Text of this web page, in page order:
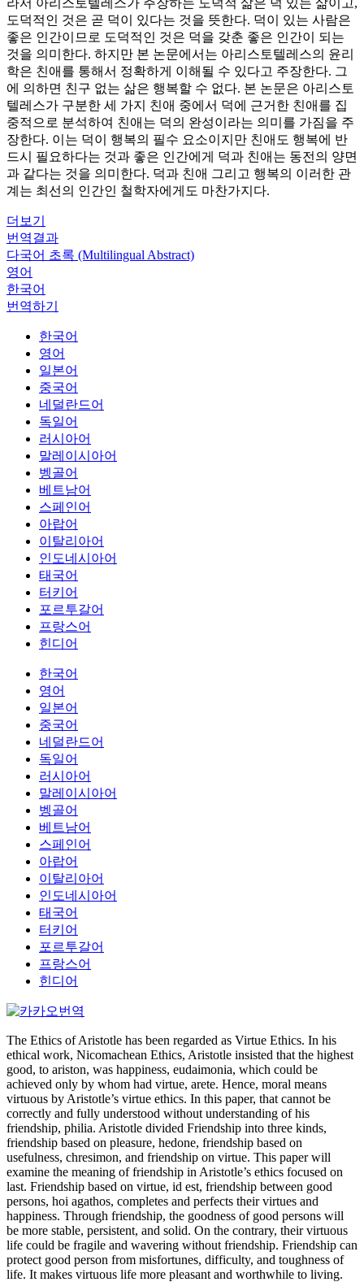
라서 아리스토텔레스가 주장하는 도덕적 삶은 덕 있는 삶이고,
도덕적인 것은 곧 덕이 있다는 것을 뜻한다. 덕이 있는 사람은
좋은 인간이므로 도덕적인 것은 덕을 갖춘 좋은 인간이 되는
것을 의미한다. 하지만 본 논문에서는 아리스토텔레스의 윤리
학은 친애를 통해서 정확하게 이해될 수 있다고 주장한다. 그
에 의하면 친구 없는 삶은 행복할 수 없다. 본 논문은 아리스토
텔레스가 구분한 세 가지 친애 중에서 덕에 근거한 친애를 집
중적으로 분석하여 친애는 덕의 완성이라는 의미를 가짐을 주
장한다. 이는 덕이 행복의 필수 요소이지만 친애도 행복에 반
드시 필요하다는 것과 좋은 인간에게 덕과 친애는 동전의 양면
과 같다는 것을 의미한다. 덕과 친애 그리고 행복의 이러한 관
계는 최선의 인간인 철학자에게도 마찬가지다.
더보기
번역결과
다국어 초록 (Multilingual Abstract)
영어
한국어
번역하기
한국어
영어
일본어
중국어
네덜란드어
독일어
러시아어
말레이시아어
벵골어
베트남어
스페인어
아랍어
이탈리아어
인도네시아어
태국어
터키어
포르투갈어
프랑스어
힌디어
한국어
영어
일본어
중국어
네덜란드어
독일어
러시아어
말레이시아어
벵골어
베트남어
스페인어
아랍어
이탈리아어
인도네시아어
태국어
터키어
포르투갈어
프랑스어
힌디어
The Ethics of Aristotle has been regarded as Virtue Ethics. In his
ethical work, Nicomachean Ethics, Aristotle insisted that the highest
good, to ariston, was happiness, eudaimonia, which could be
achieved only by whom had virtue, arete. Hence, moral means
virtuous by Aristotle’s virtue ethics. In this paper, that cannot be
correctly and fully understood without understanding of his
friendship, philia. Aristotle divided Friendship into three kinds,
friendship based on pleasure, hedone, friendship based on
usefulness, chresimon, and friendship on virtue. This paper will
examine the meaning of friendship in Aristotle’s ethics focused on
last. Friendship based on virtue, id est, friendship between good
persons, hoi agathos, completes and perfects their virtues and
happiness. Through friendship, the goodness of good persons will
be more stable, persistent, and solid. On the contrary, their virtuous
life could be fragile and wavering without friendship. Friendship can
protect good person from misfortunes, difficulty, and toughness of
life. It makes virtuous life more pleasant and worthwhile to living.